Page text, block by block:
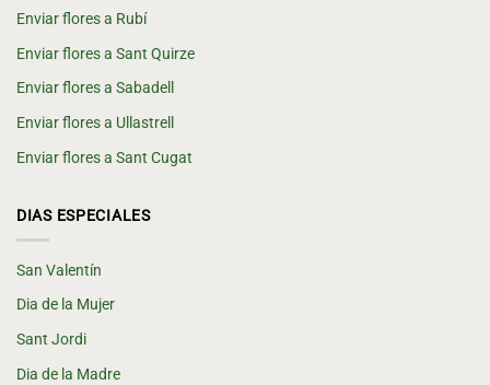
la
de
Enviar flores a Rubí
Enviar flores a Sant Quirze
Enviar flores a Sabadell
Enviar flores a Ullastrell
Enviar flores a Sant Cugat
DIAS ESPECIALES
San Valentín
Dia de la Mujer
Sant Jordi
Dia de la Madre